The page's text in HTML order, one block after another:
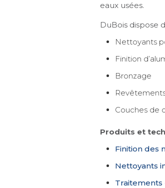
eaux usées.
DuBois dispose
Nettoyants
Finition
Bronzage
Couches de
Produits et
Finition des
Nettoyants